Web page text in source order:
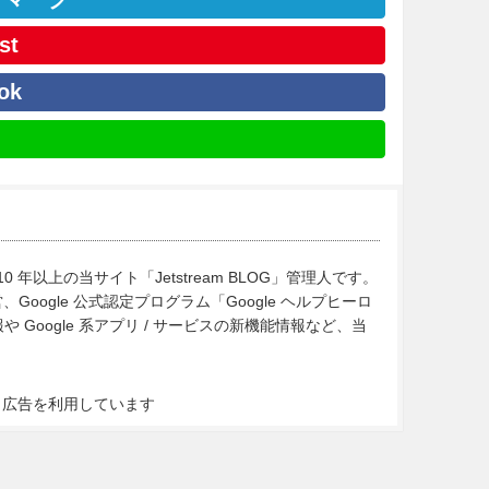
年以上の当サイト「Jetstream BLOG」管理人です。
Google 公式認定プログラム「Google ヘルプヒーロ
Google 系アプリ / サービスの新機能情報など、当
告を利用しています